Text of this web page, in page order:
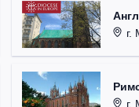
г.
г.